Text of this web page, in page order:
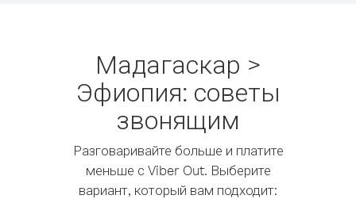
Мадагаскар >
Эфиопия: советы
звонящим
Разговаривайте больше и платите
меньше с Viber Out. Выберите
вариант, который вам подходит: